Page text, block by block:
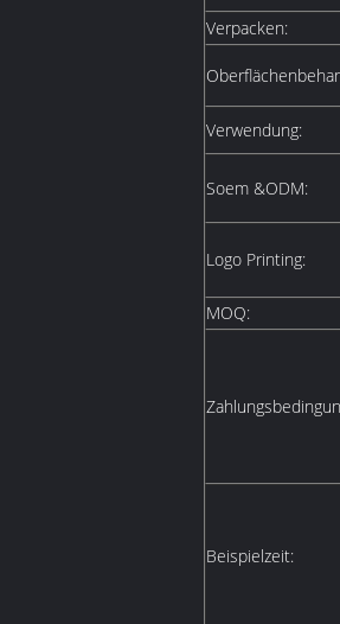
Verpacken:
Verwendung:
Soem &ODM:
Logo Printing:
MOQ:
Beispielzeit: